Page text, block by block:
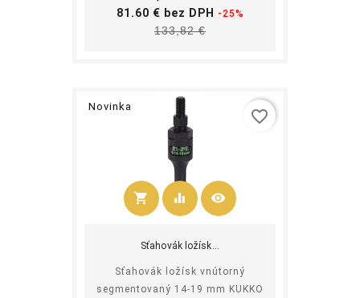
81.60 € bez DPH Základná
-25%
133,82 €Cena
Novinka
shopping_cart
Kúpiť
equalizer visibility
Sťahovák ložísk...
Sťahovák ložísk vnútorný
segmentovaný 14-19 mm KUKKO
favorite_border